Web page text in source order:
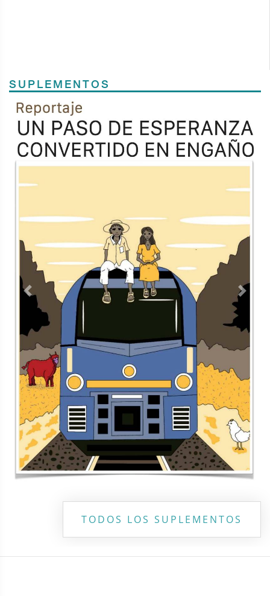
SUPLEMENTOS
Previous Next
TODOS LOS SUPLEMENTOS